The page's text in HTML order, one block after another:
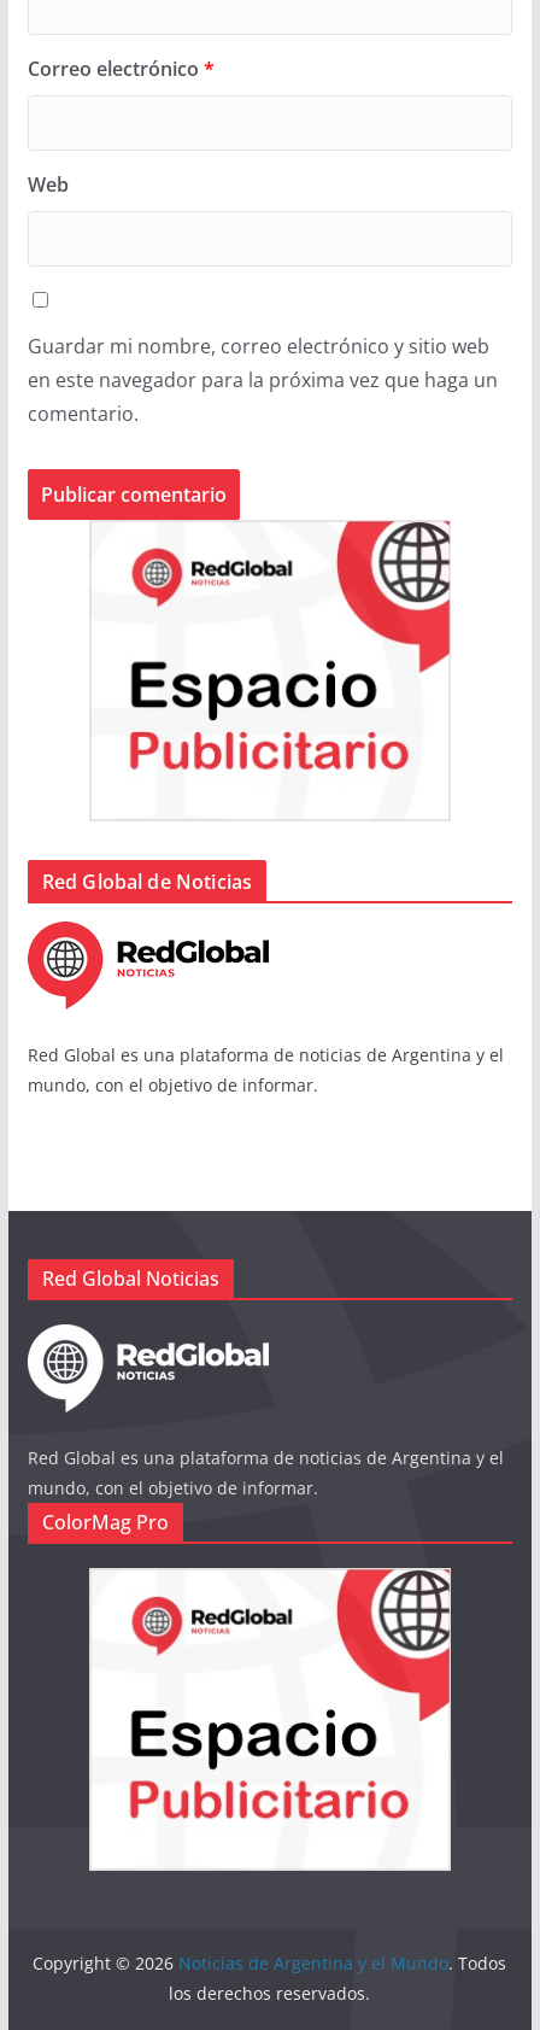
Correo electrónico *
Web
Guardar mi nombre, correo electrónico y sitio web
en este navegador para la próxima vez que haga un
comentario.
Red Global de Noticias
Red Global es una plataforma de noticias de Argentina y el
mundo, con el objetivo de informar.
Red Global Noticias
Red Global es una plataforma de noticias de Argentina y el
mundo, con el objetivo de informar.
ColorMag Pro
Copyright © 2026 Noticias de Argentina y el Mundo. Todos
los derechos reservados.